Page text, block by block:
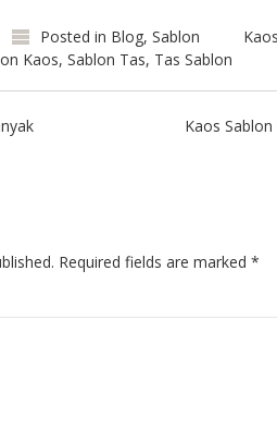
Posted in Blog, Sablon
Kaos, Sablon Tas, Tas Sablon
Kaos
Required fields are marked *